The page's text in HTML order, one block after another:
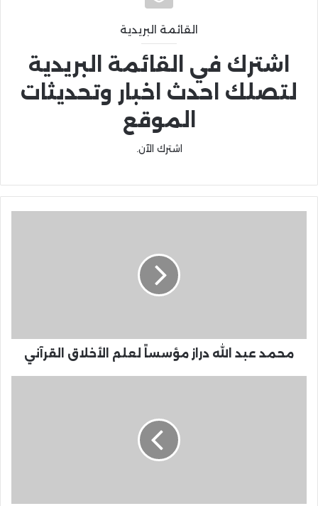
القائمة البريدية
اشترك في القائمة البريدية
لتصلك احدث اخبار وتحديثات
الموقع
اشترك الآن.
محمد عبد الله دراز مؤسساً لعلم الأخلاق القرآني